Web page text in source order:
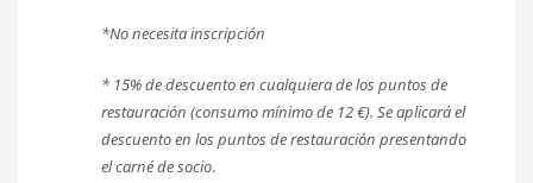
*No necesita inscripción
* 15% de descuento en cualquiera de los puntos de
restauración (consumo mínimo de 12 €). Se aplicará el
descuento en los puntos de restauración presentando
el carné de socio.